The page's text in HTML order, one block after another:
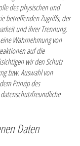
des physischen und
betreffenden Zugriffs, der
und ihrer Trennung.
Wahrnehmung von
auf die
wir den Schutz
bzw. Auswahl von
Prinzip des
Daten